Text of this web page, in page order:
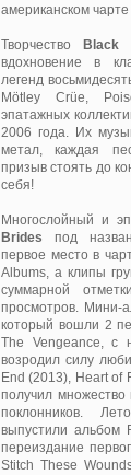
американском
Творчество Black
вдохновение в
легенд
Mötley Crüe,
эпатажных
2006 года. Их
метал, каждая
призыв стоять до
себя!
Многослойный и
Brides под
первое место в
Albums, а клипы
суммарной
просмотров. Мини-
который вошли 2
The Vengeance, с
возродил силу
End (2013), Heart of
получил множество
поклонников.
выпустили альбом
переиздание
Stitch These